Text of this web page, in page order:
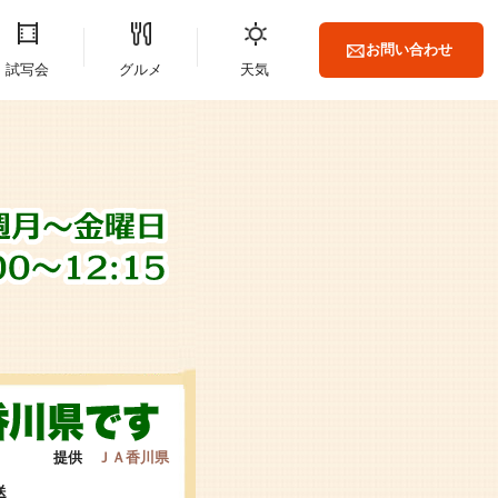
試写会 グルメ 天気
お問い合わせ
提供 ＪＡ香川県